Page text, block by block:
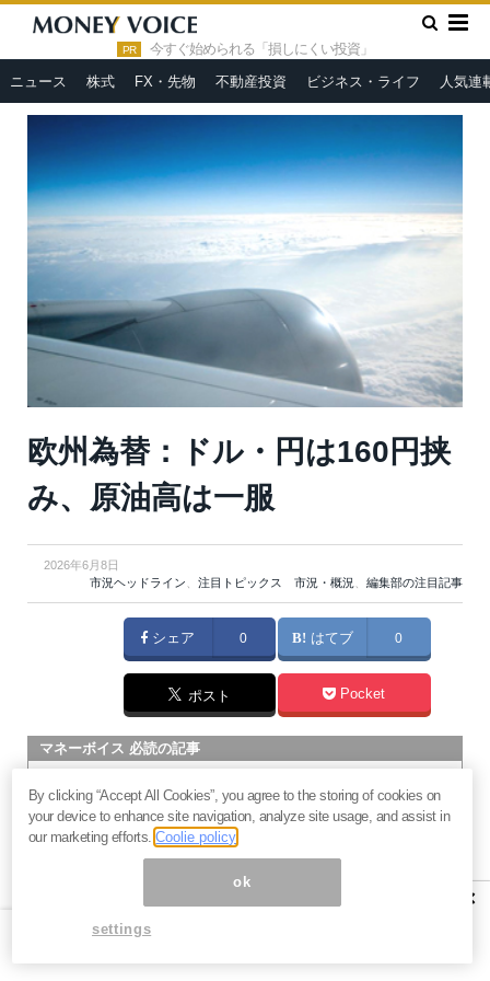
PR 今すぐ始められる「損しにくい投資」
ニュース 株式 FX・先物 不動産投資 ビジネス・ライフ 人気連
HOME » 市況ヘッドライン
欧州為替：ドル・円は160円挟
み、原油高は一服
欧州為替：ドル・円は160円挟
み、原油高は一服
2026年6月8日
市況ヘッドライン、 注目トピックス 市況・概況、 編集部の注目記事
シェア 0 はてブ 0
ポスト Pocket
マネーボイス 必読の記事
将来性とリスク
過去最高益「サンリオ」は買いか？決算で見えた“強い事
業”と“脆い統治”の同居
村田製作所なぜ株価3.8倍急騰？AIデータセンター需要の期待
社
×
By clicking “Accept All Cookies”, you agree to the storing of cookies on
your device to enhance site navigation, analyze site usage, and assist in
our marketing efforts.Coolie policy
ok
settings